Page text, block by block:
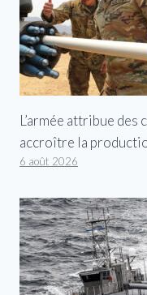
L’armée attribue
accroître la
6 août 2026